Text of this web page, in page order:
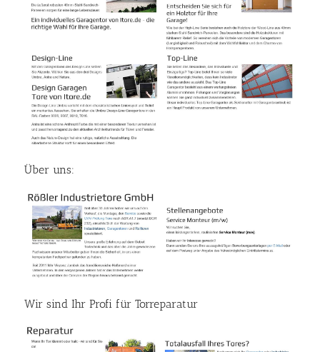
Über uns:
Wir sind Ihr Profi für Torreparatur